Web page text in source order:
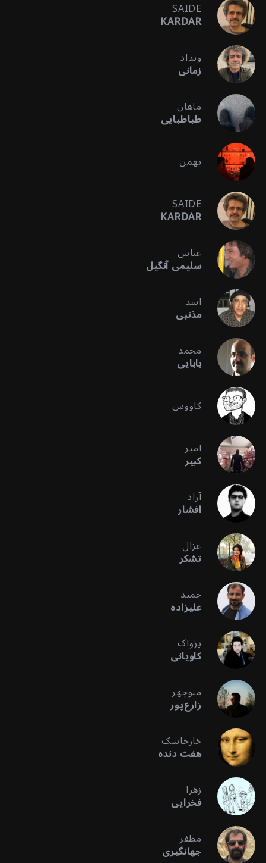
SAIDE
KARDAR
ونداد
زمانی
ماهان
طباطبایی
بهمن
SAIDE
KARDAR
عباس
سلیمی آنگیل
اسد
مذنبی
محمد
بابایی
کاووس
امیر
کبیر
آراد
افشار
غزال
تشکر
حمید
علیزاده
پژواک
کاویانی
منوچهر
زارع‌پور
خارخاسک
هفت دنده
زهرا
فخرایی
مظفر
جهانگیری